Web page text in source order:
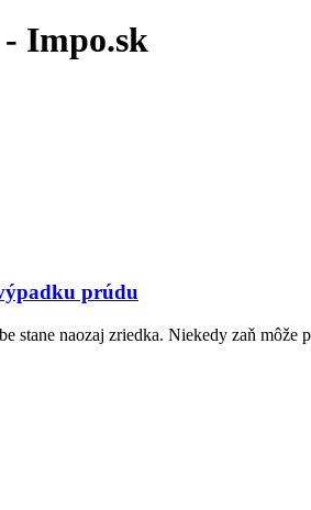
Impo.sk
prúdu
stane naozaj zriedka. Niekedy zaň